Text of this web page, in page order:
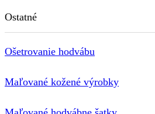
Ostatné
Ošetrovanie hodvábu
Maľované kožené výrobky